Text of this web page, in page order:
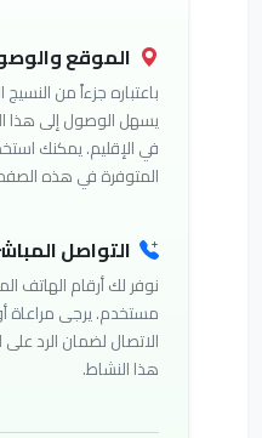
الموقع
باعتباره جزءاً من
يسهل الوصول إلى هذا
في الإقليم. يمكنك
المتوفرة في هذه
التواصل
نوفر لك أرقام الهاتف
مستخدم. يرجى مراعاة
الاتصال لضمان الرد
هذا النشاط.